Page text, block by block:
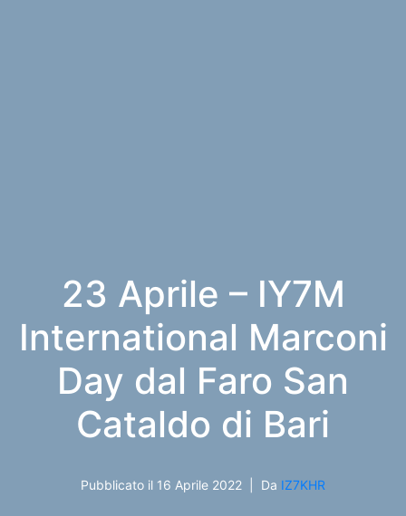
23 Aprile – IY7M
International Marconi
Day dal Faro San
Cataldo di Bari
Pubblicato il 16 Aprile 2022 Da IZ7KHR